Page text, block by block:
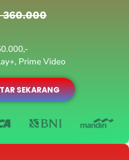
360.000
Prime Video
SEKARANG